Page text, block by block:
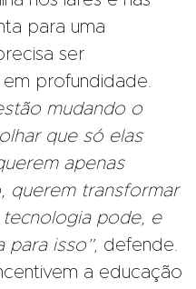
para uma
ser
profundidade.
mudando o
que só elas
apenas
querem transformar
tecnologia pode, e
para isso”, defende.
a educação